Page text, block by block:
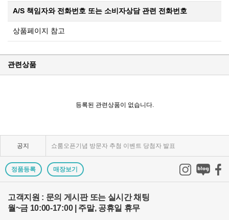
A/S 책임자와 전화번호 또는 소비자상담 관련 전화번호
상품페이지 참고
관련상품
등록된 관련상품이 없습니다.
공지
KPP 쇼룸 강의장 무료 대관
쇼룸오픈기념 방문자 추첨 이벤트 당첨자 발표
제1회 티티아티산 사진공모전 결과발표
2024 레오포토 부산 세미나 경품추첨 당첨자 발표
정품등록 매장보기
고객지원 : 문의 게시판 또는 실시간 채팅
월~금 10:00-17:00 | 주말, 공휴일 휴무